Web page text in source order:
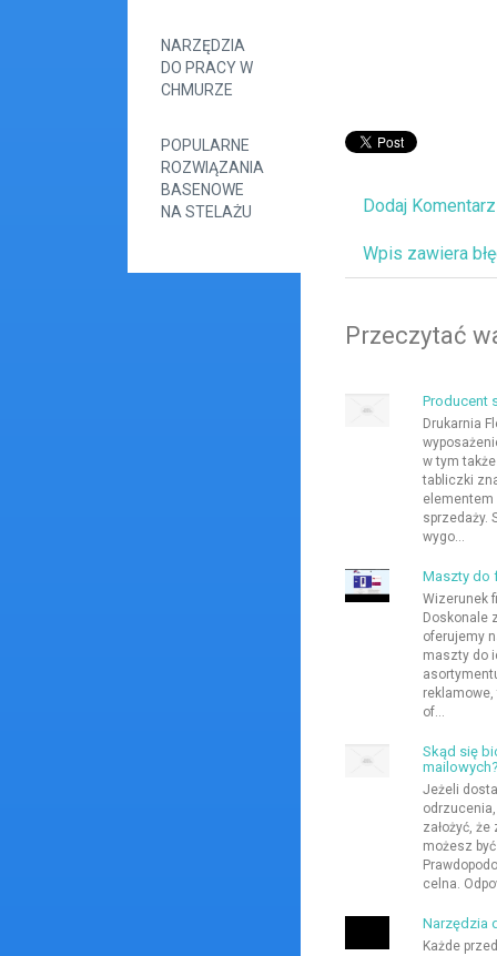
NARZĘDZIA
DO PRACY W
CHMURZE
POPULARNE
ROZWIĄZANIA
BASENOWE
NA STELAŻU
Dodaj Komentarz
Wpis zawiera
Przeczytać
Producent
Drukarnia
w tym
tabliczki
elementem
sprzedaży.
wygo...
Maszty do
Wizerunek
Doskonale
oferujemy
maszty do
of...
Skąd się
Jeżeli
założyć,
możesz
celna.
Narzędzia
Każde